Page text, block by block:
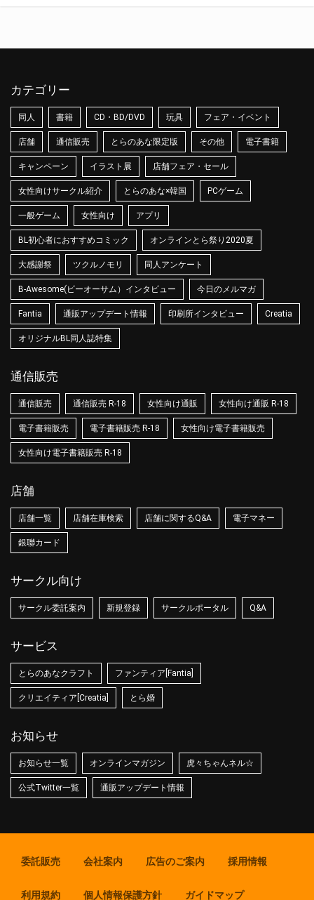
カテゴリー
同人 書籍 CD・BD/DVD 玩具 フェア・イベント
店舗 通信販売 とらのあな限定版 その他 電子書籍
キャンペーン イラスト展 店舗フェア・セール
女性向けサークル紹介 とらのあな×韓国 PCゲーム
一般ゲーム 女性向け アプリ
BL初心者におすすめコミック オンラインとら祭り2020夏
大感謝祭 ツクルノモリ 同人アンケート
B-Awesome(ビーオーサム）インタビュー 今日のメルマガ
Fantia 通販アップデート情報 印刷所インタビュー Creatia
オリジナルBL同人誌特集
通信販売
通信販売 通信販売 R-18 女性向け通販 女性向け通販 R-18
電子書籍販売 電子書籍販売 R-18 女性向け電子書籍販売
女性向け電子書籍販売 R-18
店舗
店舗一覧 店舗在庫検索 店舗に関するQ&A 電子マネー
銀聯カード
サークル向け
サークル委託案内 新規登録 サークルポータル Q&A
サービス
とらのあなクラフト ファンティア[Fantia]
クリエイティア[Creatia] とら婚
お知らせ
お知らせ一覧 オンラインマガジン 虎々ちゃんネル☆
公式Twitter一覧 通販アップデート情報
委託販売 会社案内 広告のご案内 採用情報
利用規約 個人情報保護方針 ガイドマップ